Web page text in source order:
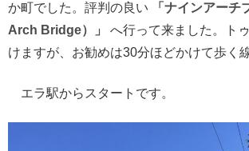
か町でした。評判の良い
「ナインアー
Arch Bridge）」 へ行って来ました。ト
けますが、お勧めは30分ほどかけて歩く
エラ駅からスタートです。